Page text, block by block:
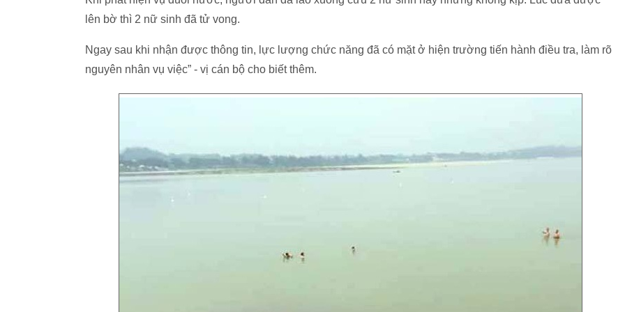
lên bờ thì 2 nữ sinh đã tử vong.
Ngay sau khi nhận được thông tin, lực lượng chức năng đã có mặt ở hiện trường tiến hành điều tra, làm rõ
nguyên nhân vụ việc” - vị cán bộ cho biết thêm.